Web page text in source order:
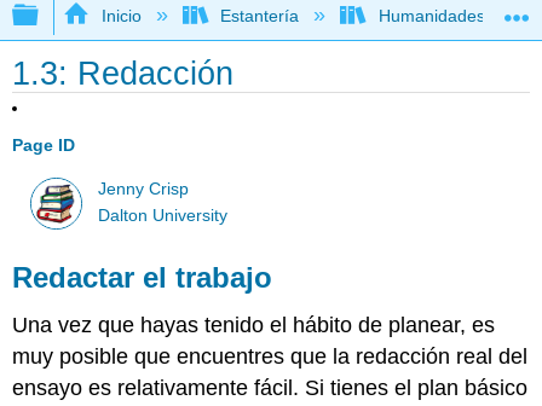
Expandir/contraer jerarquía global
Inicio Estantería Humanidades
1.3: Redacción
Page ID
Jenny Crisp
Dalton University
Redactar el trabajo
Una vez que hayas tenido el hábito de planear, es
muy posible que encuentres que la redacción real del
ensayo es relativamente fácil. Si tienes el plan básico